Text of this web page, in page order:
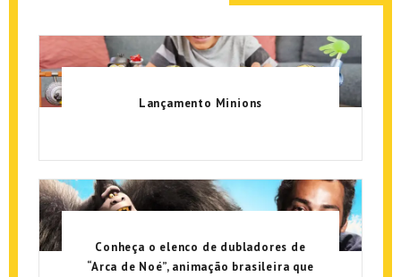
Lançamento Minions
Conheça o elenco de dubladores de
“Arca de Noé”, animação brasileira que